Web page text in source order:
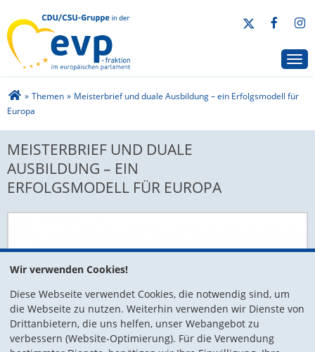
Sie sind hier
» Themen » Meisterbrief und duale Ausbildung – ein Erfolgsmodell für
Europa
MEISTERBRIEF UND DUALE AUSBILDUNG –
EIN ERFOLGSMODELL FÜR EUROPA
MEISTERBRIEF UND DUALE
AUSBILDUNG – EIN
ERFOLGSMODELL FÜR EUROPA
Wir verwenden Cookies!
Diese Webseite verwendet Cookies, die notwendig sind, um
die Webseite zu nutzen. Weiterhin verwenden wir Dienste von
Drittanbietern, die uns helfen, unser Webangebot zu
verbessern (Website-Optimierung). Für die Verwendung